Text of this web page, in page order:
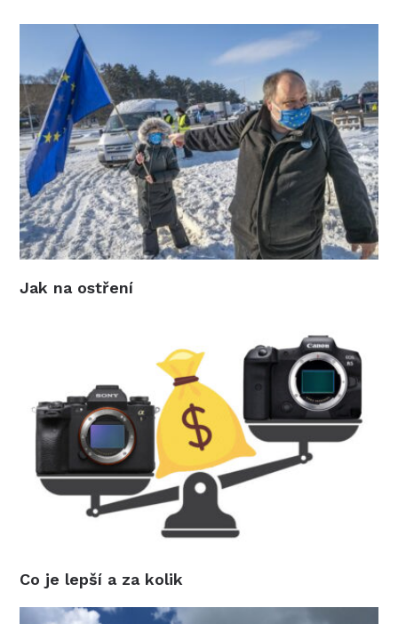
Jak na ostření
Co je lepší a za kolik